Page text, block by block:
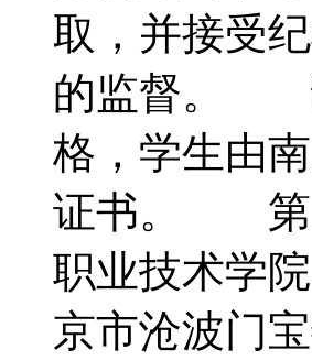
取，并接受
的监督。
格，学生由
证书。 第
职业技术
京市沧波门